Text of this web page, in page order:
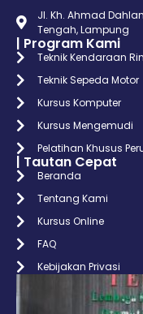
Jl. Kh. Ahmad
Tengah, Lampung
| Program Kami
Teknik Kendaraan
Teknik Sepeda Motor
Kursus Komputer
Kursus Mengemudi
Pelatihan Khusus
| Tautan Cepat
Beranda
Tentang Kami
Kursus Online
FAQ
Kebijakan Privasi